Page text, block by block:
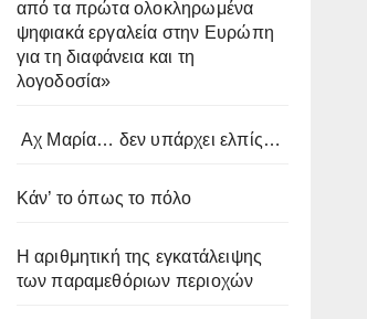
από τα πρώτα ολοκληρωμένα
ψηφιακά εργαλεία στην Ευρώπη
για τη διαφάνεια και τη
λογοδοσία»
Αχ Μαρία… δεν υπάρχει ελπίς…
Κάν’ το όπως το πόλο
Η αριθμητική της εγκατάλειψης
των παραμεθόριων περιοχών